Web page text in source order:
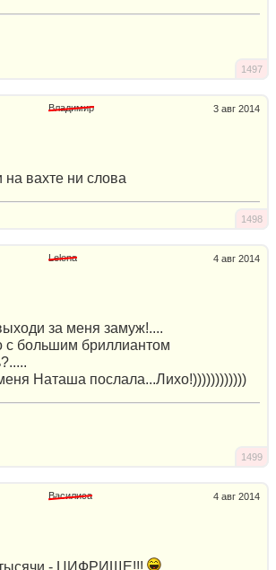
1497
3 авг 2014
Владимир
на вахте ни слова
1498
4 авг 2014
Lelena
за меня замуж!....
с большим бриллиантом
Наташа послала...Лихо!))))))))))))
1499
4 авг 2014
Василиса
- ЦИФРИЩЕ!!!